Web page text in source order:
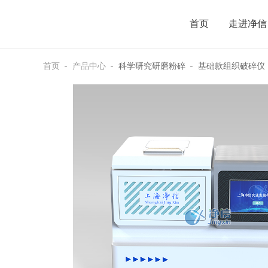
首页 走进净信
首页 产品中心 科学研究研磨粉碎 基础款组织破碎仪